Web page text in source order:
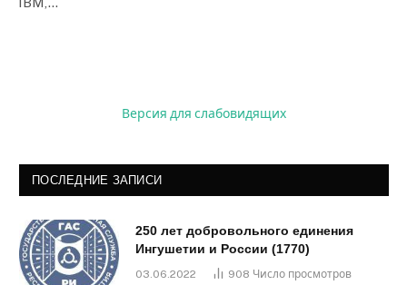
Версия для слабовидящих
ПОСЛЕДНИЕ ЗАПИСИ
250 лет добровольного единения
Ингушетии и России (1770)
03.06.2022 908 Число просмотров